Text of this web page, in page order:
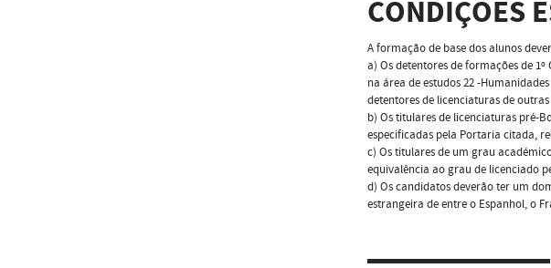
CONDIÇÕES
A formação de base dos alunos
a) Os detentores de formações de
na área de estudos 22 -
detentores de licenciaturas de
b) Os titulares de licenciaturas pré-
especificadas pela Portaria citada,
c) Os titulares de um grau
equivalência ao grau de licenciado
d) Os candidatos deverão ter um
estrangeira de entre o Espanhol, o